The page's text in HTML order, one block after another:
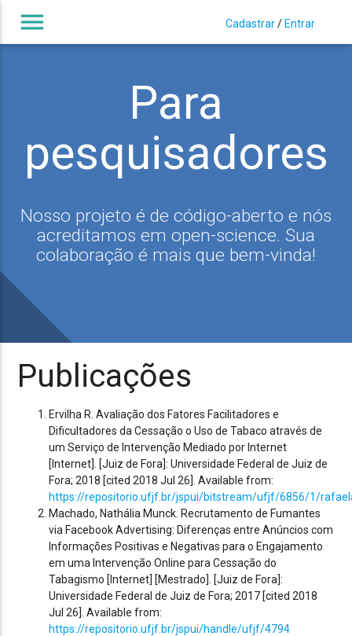
Cadastrar/ Entrar
menu
Para
pesquisadores
Nosso projeto é de código-aberto e nós
acreditamos em open-science. Sua
colaboração é mais que bem-vinda!
Publicações
Ervilha R. Avaliação dos Fatores Facilitadores e
Dificultadores da Cessação o Uso de Tabaco através de
um Serviço de Intervenção Mediado por Internet
[Internet]. [Juiz de Fora]: Universidade Federal de Juiz de
Fora; 2018 [cited 2018 Jul 26]. Available from:
https://repositorio.ufjf.br/jspui/bitstream/ufjf/6856/1/
Machado, Nathália Munck. Recrutamento de Fumantes
via Facebook Advertising: Diferenças entre Anúncios com
Informações Positivas e Negativas para o Engajamento
em uma Intervenção Online para Cessação do
Tabagismo [Internet] [Mestrado]. [Juiz de Fora]:
Universidade Federal de Juiz de Fora; 2017 [cited 2018
Jul 26]. Available from:
https://repositorio.ufjf.br/jspui/handle/ufjf/4794